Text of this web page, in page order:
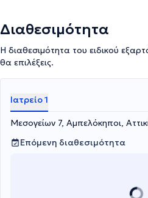
Γαστρεντερολόγος στο Ιατρικό
(Κλινική Αμπελοκήπων) και
Metropolitan General. Τέλος,
Γαστρεντερολογικής Κλινικής του
Συλλόγου Αθηνών.
Διαθεσιμότητα
Η διαθεσιμότητα του ειδικού
θα επιλέξεις.
Ιατρείο 1
Μεσογείων 7, Αμπελόκηποι,
Επόμενη διαθεσιμότητα